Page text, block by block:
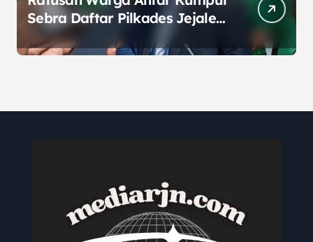
Sebra Daftar Pilkades Jejalen
Jaya, Serukan Pemilu Damai